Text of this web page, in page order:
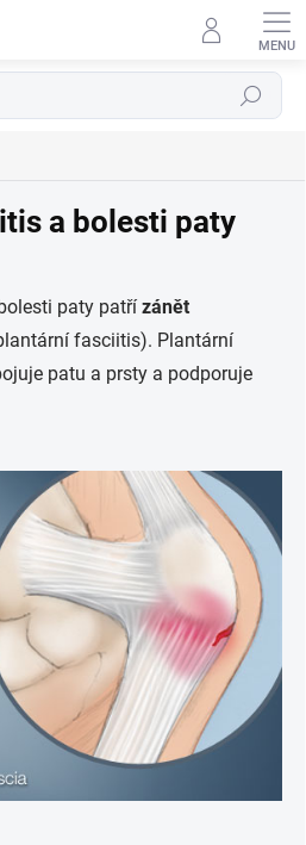
Hledat
a bolesti paty
paty patří zánět
fasciitis). Plantární
patu a prsty a podporuje